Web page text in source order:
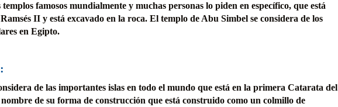
templos famosos mundialmente y muchas personas lo piden en específico, que está
II y está excavado en la roca. El templo de Abu Simbel se considera de los
en Egipto.
de las importantes islas en todo el mundo que está en la primera Catarata del
de su forma de construcción que está construido como un colmillo de